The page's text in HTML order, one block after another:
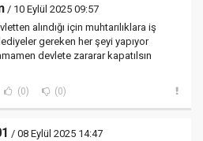
/ 10 Eylül 2025 09:57
alındığı için muhtarılıklara iş
gereken her şeyi yapıyor
devlete zararar kapatılsın
(0) (0)
/ 08 Eylül 2025 14:47